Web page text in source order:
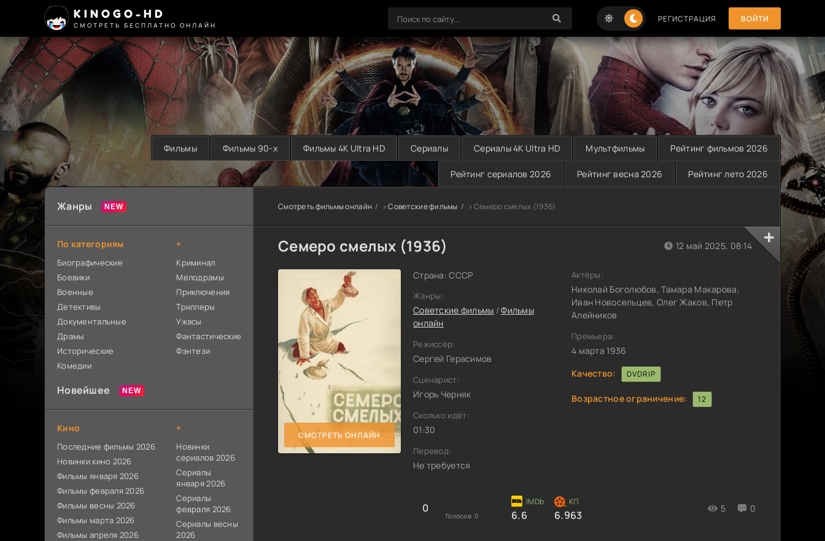
KINOGO-HD
СМОТРЕТЬ БЕСПЛАТНО ОНЛАЙН
РЕГИСТРАЦИЯ ВОЙТИ
Фильмы Фильмы 90-х Фильмы 4K Ultra HD Сериалы Сериалы 4K Ultra HD Мультфильмы Рейтинг фильмов 2026
Рейтинг сериалов 2026 Рейтинг весна 2026 Рейтинг лето 2026
Смотреть фильмы онлайн »Советские фильмы » Семеро смелых (1936)
Семеро смелых (1936)
СМОТРЕТЬ ОНЛАЙН
Страна: СССР
Жанры:
Советские фильмы /Фильмы
онлайн
Режиссёр:
Сергей Герасимов
Сценарист:
Игорь Черняк
Сколько идёт:
01:30
Перевод:
Не требуется
0
Голосов: 0 6.6 6.963
5 0
12 май 2025, 08:14
Актёры:
Николай Боголюбов, Тамара Макарова,
Иван Новосельцев, Олег Жаков, Петр
Алейников
Премьера:
4 марта 1936
Качество:
DVDRIP
Возрастное ограничение: 12
Жанры
По категориям
Биографические
Боевики
Военные
Детективы
Документальные
Драмы
Исторические
Комедии
+
Криминал
Мелодрамы
Приключения
Триллеры
Ужасы
Фантастические
Фэнтези
Новейшее
Кино
Последние фильмы 2026
Новинки кино 2026
Фильмы января 2026
Фильмы февраля 2026
Фильмы весны 2026
Фильмы марта 2026
Фильмы апреля 2026
+
Новинки
сериалов 2026
Сериалы
января 2026
Сериалы
февраля 2026
Сериалы весны
2026